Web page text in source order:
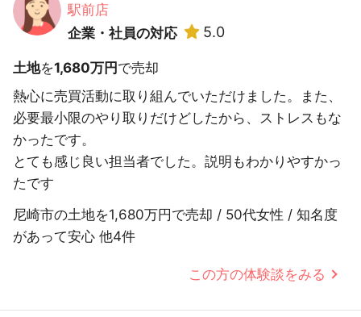
駅前店
企業・社員の対応
5.0
土地を1,680万円で売却
熱心に売買活動に取り組んでいただけました。また、
必要最小限のやり取りだけどしたから、ストレスもな
かったです。
とても感じ良い担当者でした。説明もわかりやすかっ
たです
尼崎市の土地を1,680万円で売却 / 50代女性 / 知名度
があって安心 他4件
この方の体験談をみる